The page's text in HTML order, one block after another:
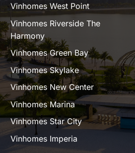
Vinhomes West Point
Vinhomes Riverside The
Harmony
Vinhomes Green Bay
Vinhomes Skylake
Vinhomes New Center
Vinhomes Marina
Vinhomes Star City
Vinhomes Imperia